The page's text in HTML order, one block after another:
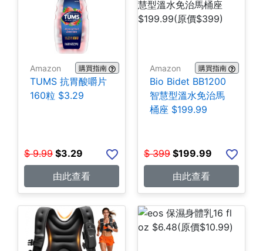
Amazon 購買指南
TUMS 抗胃酸嚼片
160粒 $3.29
$ 9.99 $3.29
由此查看
Amazon 購買指南
Bio Bidet BB1200
智慧型溫水免治馬
桶座 $199.99
$ 399 $199.99
由此查看